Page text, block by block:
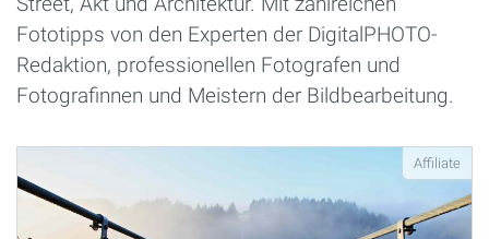
Fototipps von den Experten der DigitalPHOTO-
Redaktion, professionellen Fotografen und
Fotografinnen und Meistern der Bildbearbeitung.
Affiliate